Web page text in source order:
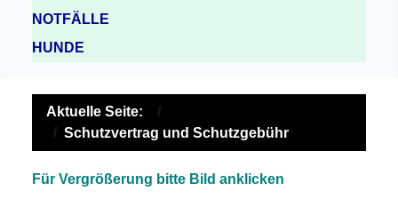
NOTFÄLLE
HUNDE
Aktuelle Seite:
Schutzvertrag und Schutzgebühr
Für Vergrößerung bitte Bild anklicken